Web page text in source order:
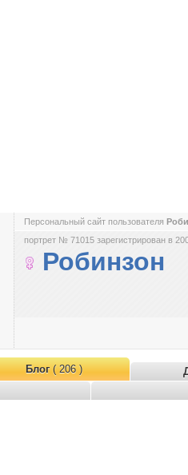
Персональный сайт пользователя
портрет № 71015 зарегистрирован в
Робинзон
Блог( 206 )